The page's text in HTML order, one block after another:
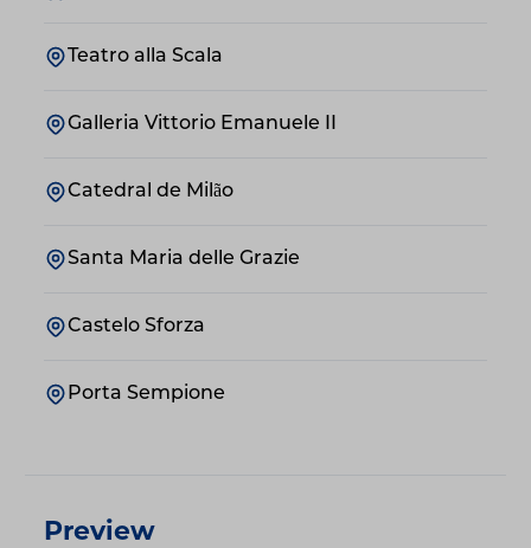
Teatro alla Scala
Galleria Vittorio Emanuele II
Catedral de Milão
Santa Maria delle Grazie
Castelo Sforza
Porta Sempione
Preview